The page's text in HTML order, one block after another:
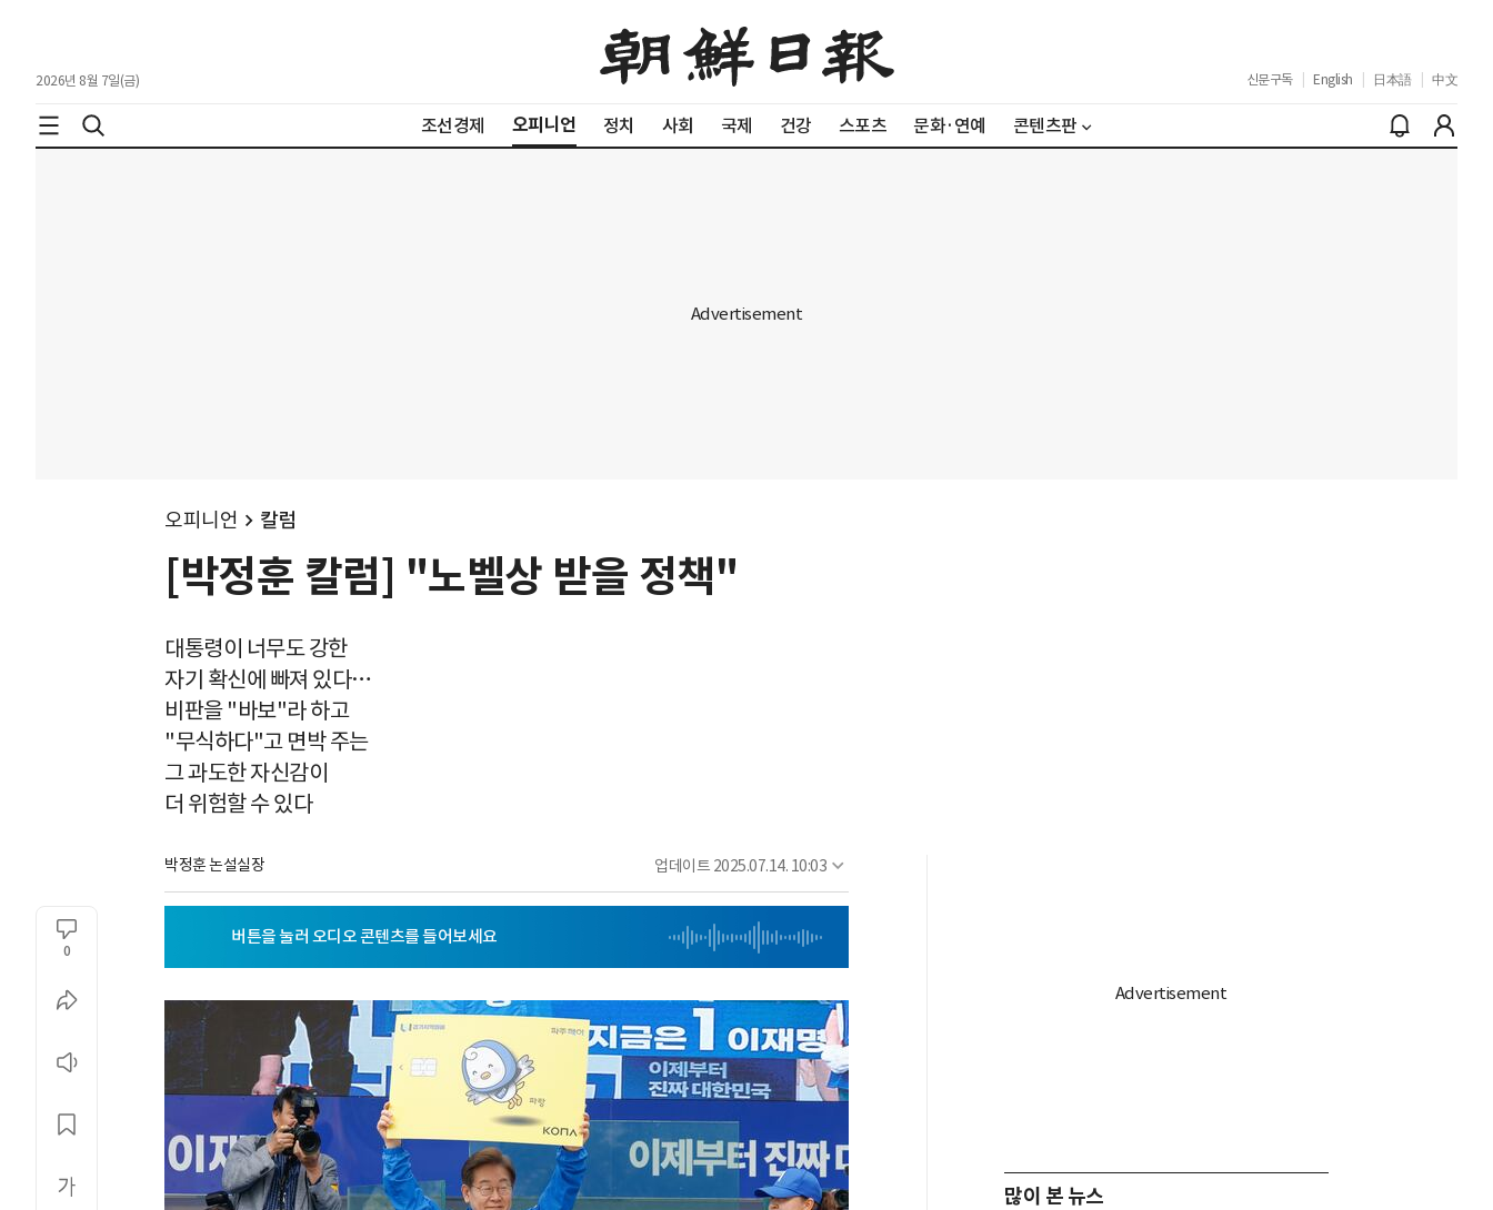
2026년 8월 7일(금) 신문구독 English 日本語 中文
조선경제 오피니언 정치 사회 국제 건강 스포츠 문화·연예 콘텐츠판
오피니언 칼럼
[박정훈 칼럼] "노벨상 받을 정책"
대통령이 너무도 강한
자기 확신에 빠져 있다…
비판을 "바보"라 하고
"무식하다"고 면박 주는
그 과도한 자신감이
더 위험할 수 있다
박정훈 논설실장 업데이트 2025.07.14. 10:03
0
많이 본 뉴스